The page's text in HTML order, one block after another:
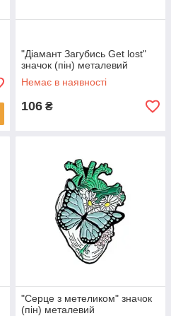
"Діамант Загубись Get lost"
значок (пін) металевий
Немає в наявності
106 ₴
"Серце з метеликом" значок
(пін) металевий